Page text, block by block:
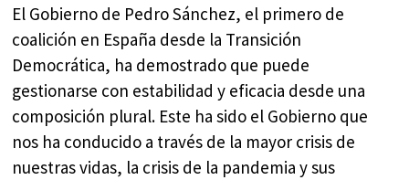
El Gobierno de Pedro Sánchez, el primero de
coalición en España desde la Transición
Democrática, ha demostrado que puede
gestionarse con estabilidad y eficacia desde una
composición plural. Este ha sido el Gobierno que
nos ha conducido a través de la mayor crisis de
nuestras vidas, la crisis de la pandemia y sus